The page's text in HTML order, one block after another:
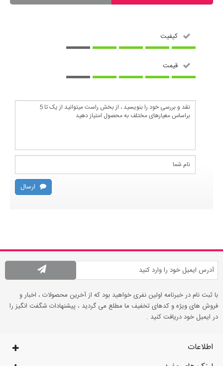
کیفیت
قیمت
ارسال
با ثبت نام در خبرنامه اولین نفری خواهید بود که از آخرین محصولات ، اخبار و
فروش های ویژه و کدهای تخفیف ما مطلع می گردید ، پیشنهادات شگفت انگیز را
در ایمیل خود دریافت کنید .
اطلاعات